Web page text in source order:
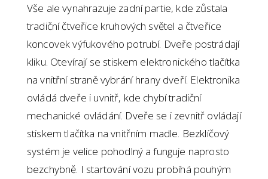
Vše ale vynahrazuje zadní partie, kde zůstala
tradiční čtveřice kruhových světel a čtveřice
koncovek výfukového potrubí. Dveře postrádají
kliku. Otevírají se stiskem elektronického tlačítka
na vnitřní straně vybrání hrany dveří. Elektronika
ovládá dveře i uvnitř, kde chybí tradiční
mechanické ovládání. Dveře se i zevnitř ovládají
stiskem tlačítka na vnitřním madle. Bezklíčový
systém je velice pohodlný a funguje naprosto
bezchybně. I startování vozu probíhá pouhým